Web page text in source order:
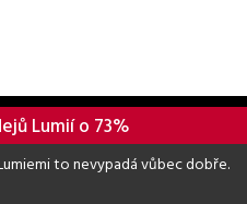
Lumií o 73%
to nevypadá vůbec dobře.